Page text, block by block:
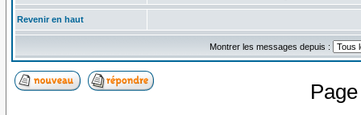
Revenir en haut
Montrer les messages depuis :